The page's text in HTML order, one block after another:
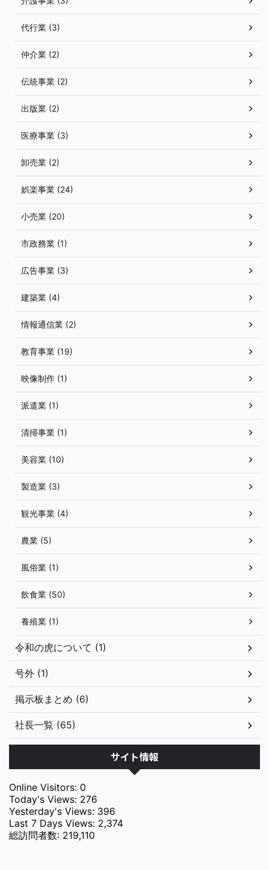
代行業 (3)
仲介業 (2)
伝統事業 (2)
出版業 (2)
医療事業 (3)
卸売業 (2)
娯楽事業 (24)
小売業 (20)
市政務業 (1)
広告事業 (3)
建築業 (4)
情報通信業 (2)
教育事業 (19)
映像制作 (1)
派遣業 (1)
清掃事業 (1)
美容業 (10)
製造業 (3)
観光事業 (4)
農業 (5)
風俗業 (1)
飲食業 (50)
養殖業 (1)
令和の虎について (1)
号外 (1)
掲示板まとめ (6)
社長一覧 (65)
サイト情報
Online Visitors: 0
Today's Views: 276
Yesterday's Views: 396
Last 7 Days Views: 2,374
総訪問者数: 219,110